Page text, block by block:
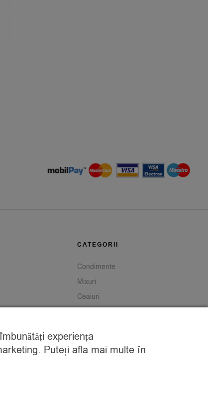
CATEGORII
Condimente
Mixuri
Ceaiuri
experiența
Puteți afla mai multe în